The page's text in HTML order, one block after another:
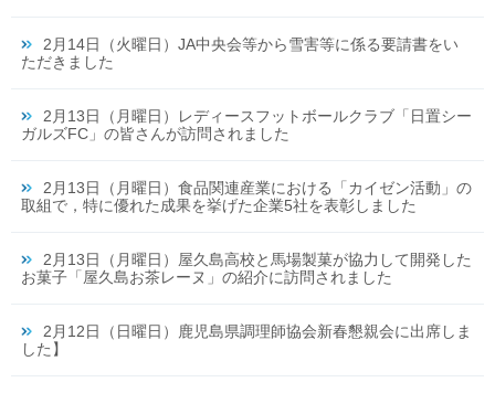
2月14日（火曜日）JA中央会等から雪害等に係る要請書をい
ただきました
2月13日（月曜日）レディースフットボールクラブ「日置シー
ガルズFC」の皆さんが訪問されました
2月13日（月曜日）食品関連産業における「カイゼン活動」の
取組で，特に優れた成果を挙げた企業5社を表彰しました
2月13日（月曜日）屋久島高校と馬場製菓が協力して開発した
お菓子「屋久島お茶レーヌ」の紹介に訪問されました
2月12日（日曜日）鹿児島県調理師協会新春懇親会に出席しま
した】